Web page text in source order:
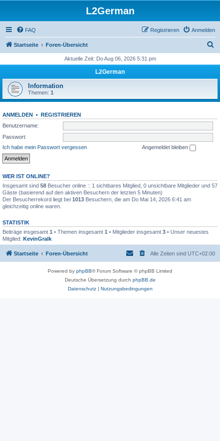
L2German
FAQ Anmelden
Registrieren
Startseite Foren-Übersicht
h
Aktuelle Zeit: Do Aug 06, 2026 5:31 pm
L2German
Information
Themen: 1
ANMELDEN • REGISTRIEREN
Benutzername:
Passwort:
Ich habe mein Passwort vergessen
Angemeldet bleiben
WER IST ONLINE?
Insgesamt sind 58 Besucher online :: 1 sichtbares Mitglied, 0 unsichtbare Mitglieder und 57
Gäste (basierend auf den aktiven Besuchern der letzten 5 Minuten)
Der Besucherrekord liegt bei 1013 Besuchern, die am Do Mai 14, 2026 6:41 am
gleichzeitig online waren.
STATISTIK
Beiträge insgesamt 1 • Themen insgesamt 1 • Mitglieder insgesamt 3 • Unser neuestes
Mitglied: KevinGralk
Startseite Foren-Übersicht Alle Zeiten sind UTC+02:00
Powered by phpBB® Forum Software © phpBB Limited
Deutsche Übersetzung durch phpBB.de
Datenschutz| Nutzungsbedingungen